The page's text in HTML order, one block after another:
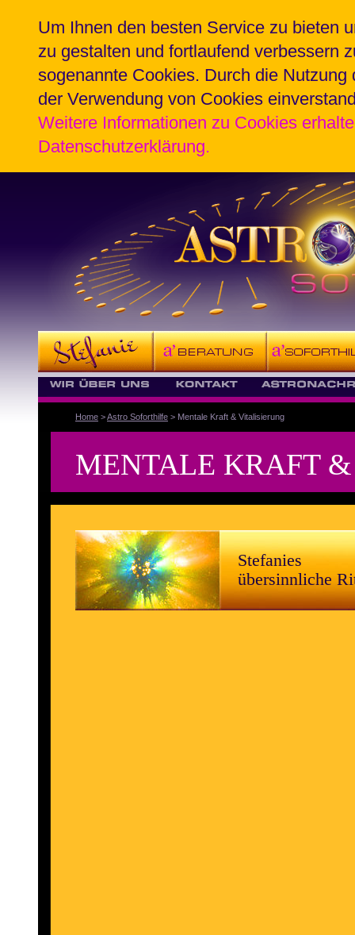
Um Ihnen den besten Service zu bieten
zu gestalten und fortlaufend verbessern
sogenannte Cookies. Durch die
der Verwendung von Cookies
Weitere Informationen zu Cookies
Datenschutzerklärung.
Home >Astro Soforthilfe > Mentale Kraft & Vitalisierung
MENTALE KRAFT
Stefanies
übersinnliche